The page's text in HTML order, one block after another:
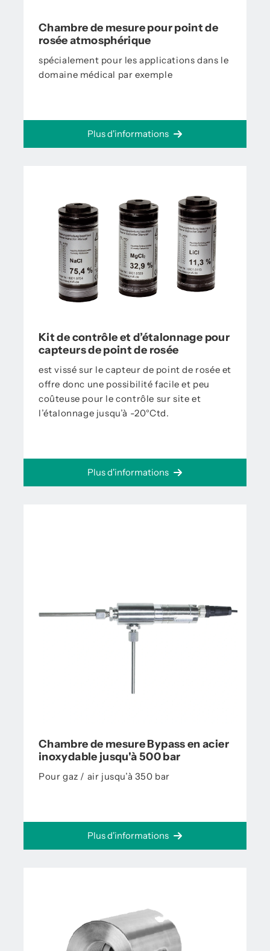
Chambre de mesure pour point de
rosée atmosphérique
spécialement pour les applications dans le
domaine médical par exemple
Plus d'informations
Kit de contrôle et d’étalonnage pour
capteurs de point de rosée
est vissé sur le capteur de point de rosée et
offre donc une possibilité facile et peu
coûteuse pour le contrôle sur site et
l’étalonnage jusqu’à -20°Ctd.
Plus d'informations
Chambre de mesure Bypass en acier
inoxydable jusqu'à 500 bar
Pour gaz / air jusqu’à 350 bar
Plus d'informations